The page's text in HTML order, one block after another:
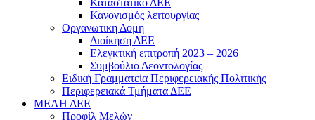
Καταστατικό ΔΕΕ
Κανονισμός λειτουργίας
Οργανωτικη Δομη
Διοίκηση ΔΕΕ
Ελεγκτική επιτροπή 2023 – 2026
Συμβούλιο Δεοντολογίας
Ειδική Γραμματεία Περιφερειακής Πολιτικής
Περιφερειακά Τμήματα ΔΕΕ
ΜΕΛΗ ΔΕΕ
Προφίλ Μελών